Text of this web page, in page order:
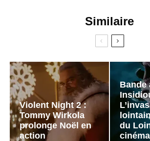
Similaire
Violent Night 2 :
Tommy Wirkola
prolonge Noël en
action
Bande
du
cinéma